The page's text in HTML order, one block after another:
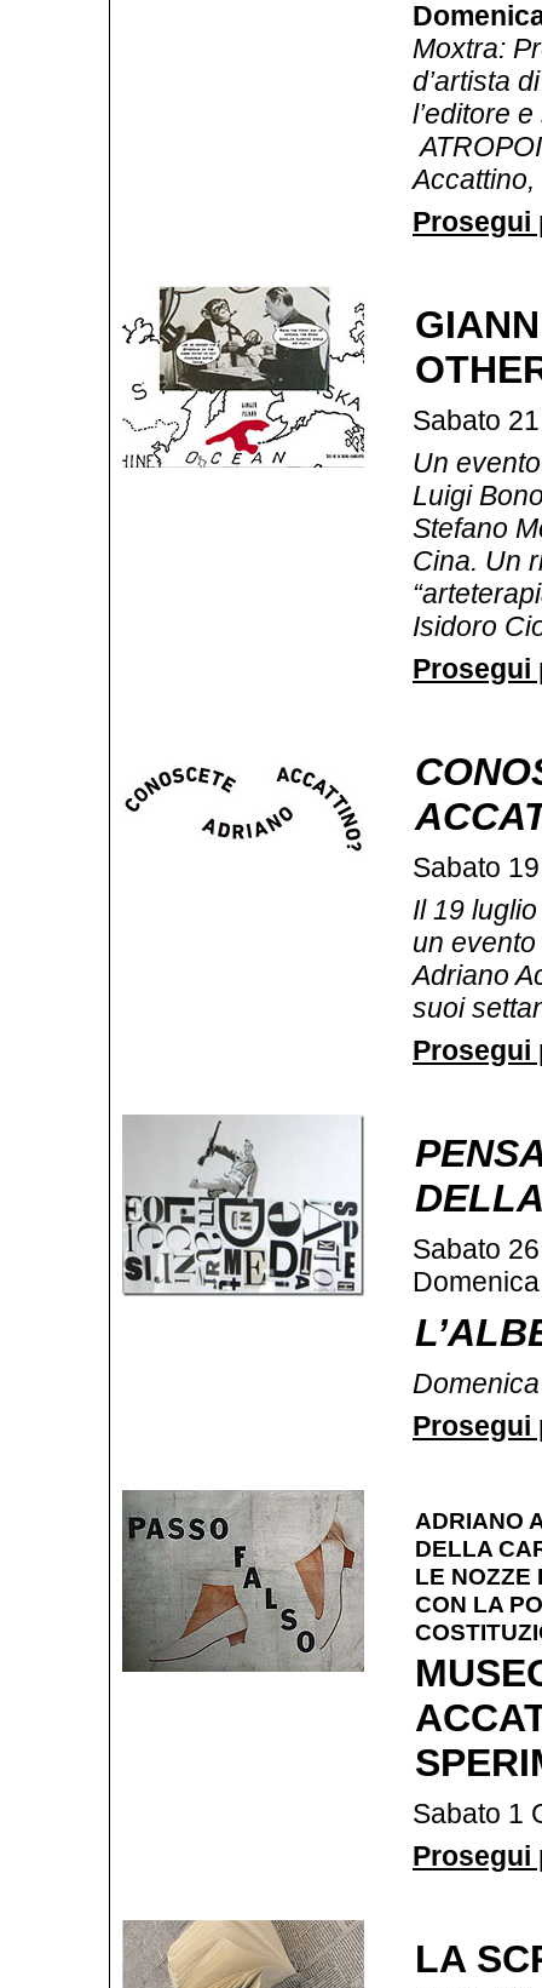
Moxtra:
d’artista
l’editore
Prosegui
Sabato
Un
Luigi
Stefano
Cina. Un
Isidoro
Prosegui
Sabato
Il 19
un
Adriano
suoi
Prosegui
Sabato
Prosegui
ADRIANO
DELLA
LE NOZZE
CON LA
Sabato 1
Prosegui
LA